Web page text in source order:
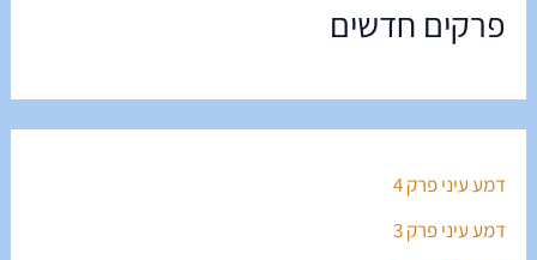
פרקים חדשים
דמע עיני פרק 4
דמע עיני פרק 3